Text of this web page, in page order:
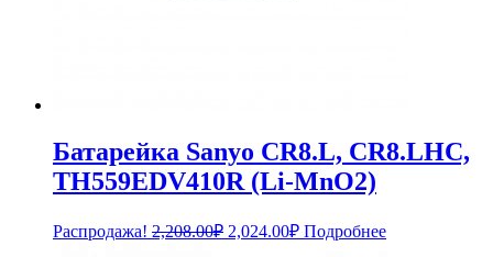
Батарейка Sanyo CR8.L, CR8.LHC,
TH559EDV410R (Li-MnO2)
Распродажа! 2,208.00₽ Первоначальная
2,024.00₽Текущая
цена:
Подробнее